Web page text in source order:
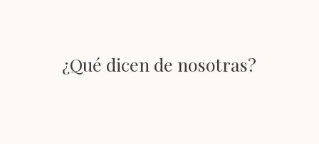
¿Qué dicen de nosotras?